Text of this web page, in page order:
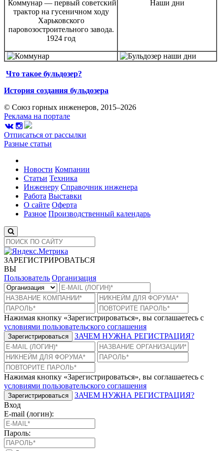
Коммунар — первый советский
трактор на гусеничном ходу
Харьковского
паровозостроительного завода.
1924 год
Наши дни
Что такое бульдозер?
История создания бульдозера
© Союз горных инженеров, 2015–2026
Реклама на портале
Отписаться от рассылки
Разные статьи
Новости Компании
Статьи Техника
Инженеру Справочник инженера
Работа Выставки
О сайте Оферта
Разное Производственный календарь
ЗАРЕГИСТРИРОВАТЬСЯ
ВЫ
Пользователь Организация
Нажимая кнопку «Зарегистрироваться», вы соглашаетесь с
условиями пользовательского соглашения
Зарегистрироваться ЗАЧЕМ НУЖНА РЕГИСТРАЦИЯ?
Нажимая кнопку «Зарегистрироваться», вы соглашаетесь с
условиями пользовательского соглашения
Зарегистрироваться
ЗАЧЕМ НУЖНА РЕГИСТРАЦИЯ?
Вход
E-mail (логин):
Пароль: